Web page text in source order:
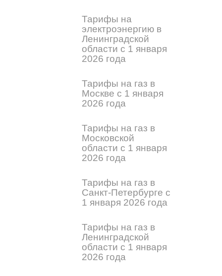
Тарифы на
электроэнергию в
Ленинградской
области с 1 января
2026 года
Тарифы на газ в
Москве с 1 января
2026 года
Тарифы на газ в
Московской
области с 1 января
2026 года
Тарифы на газ в
Санкт-Петербурге с
1 января 2026 года
Тарифы на газ в
Ленинградской
области с 1 января
2026 года